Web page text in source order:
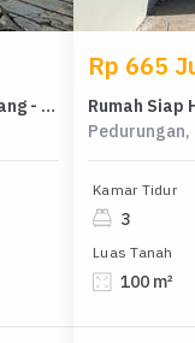
Jual Rumah Strategis di Bukit Sari, Semarang - LT 280m²
Rp 665
Pedurungan,
Kamar Tidur
3
Luas Tanah
100 m²